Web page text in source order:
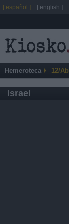
Hemeroteca 12/
Israel
[ español ] [ english ]